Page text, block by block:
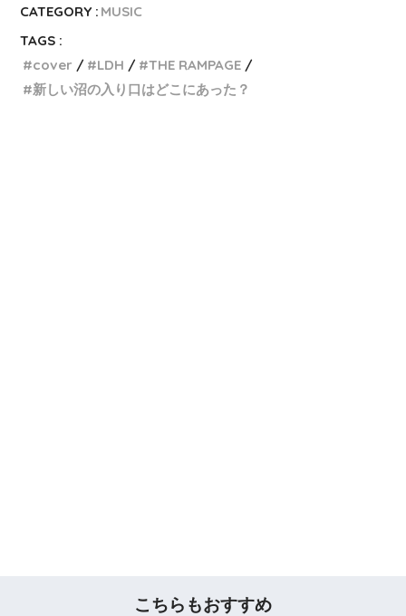
CATEGORY : MUSIC
TAGS :
cover
LDH
THE RAMPAGE
新しい沼の入り口はどこにあった？
こちらもおすすめ